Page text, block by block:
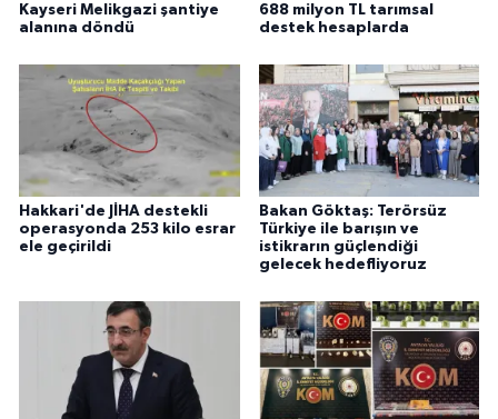
Kayseri Melikgazi şantiye
alanına döndü
688 milyon TL tarımsal
destek hesaplarda
Hakkari'de JİHA destekli
operasyonda 253 kilo esrar
ele geçirildi
Bakan Göktaş: Terörsüz
Türkiye ile barışın ve
istikrarın güçlendiği
gelecek hedefliyoruz